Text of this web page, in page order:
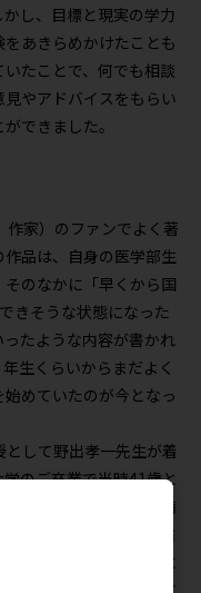
し、目標と現実の学力
あきらめかけたことも
たことで、何でも相談
やアドバイスをもらい
できました。
作家）のファンでよく著
品は、自身の医学部生
のなかに「早くから国
きそうな状態になった
たような内容が書かれ
生くらいからまだよく
めていたのが今となっ
して野出孝一先生が着
のご卒業で当時41歳と
医局は一気に活気に満
様子をみて、卒後は循
て周囲が国試の勉強に